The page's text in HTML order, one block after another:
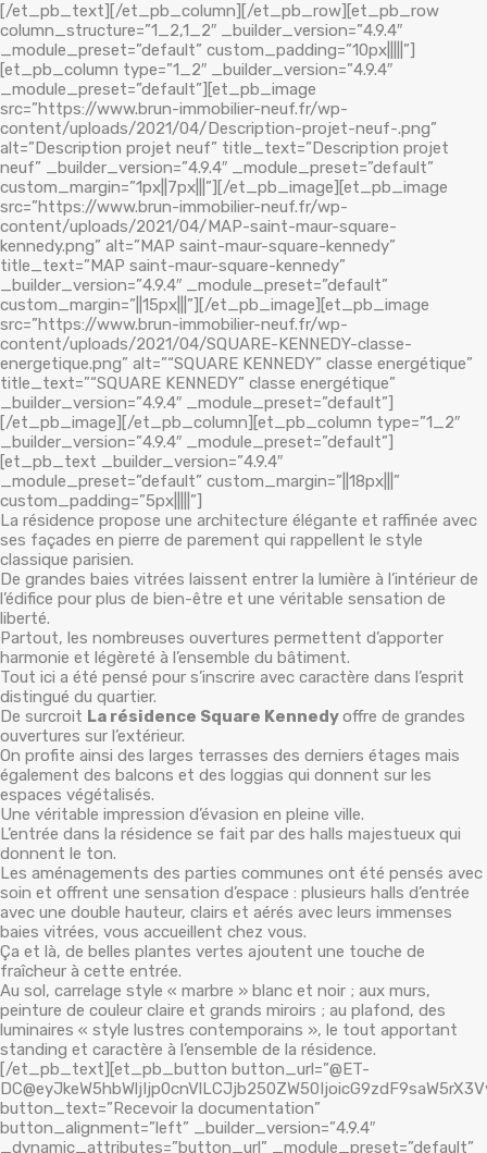
[/et_pb_text][/et_pb_column][/et_pb_row][et_pb_row
column_structure=”1_2,1_2″ _builder_version=”4.9.4″
_module_preset=”default” custom_padding=”10px|||||”]
[et_pb_column type=”1_2″ _builder_version=”4.9.4″
_module_preset=”default”][et_pb_image
src=”https://www.brun-immobilier-neuf.fr/wp-
content/uploads/2021/04/Description-projet-neuf-.png”
alt=”Description projet neuf” title_text=”Description projet
neuf” _builder_version=”4.9.4″ _module_preset=”default”
custom_margin=”1px||7px|||”][/et_pb_image][et_pb_image
src=”https://www.brun-immobilier-neuf.fr/wp-
content/uploads/2021/04/MAP-saint-maur-square-
kennedy.png” alt=”MAP saint-maur-square-kennedy”
title_text=”MAP saint-maur-square-kennedy”
_builder_version=”4.9.4″ _module_preset=”default”
custom_margin=”||15px|||”][/et_pb_image][et_pb_image
src=”https://www.brun-immobilier-neuf.fr/wp-
content/uploads/2021/04/SQUARE-KENNEDY-classe-
energetique.png” alt=”“SQUARE KENNEDY” classe energétique”
title_text=”“SQUARE KENNEDY” classe energétique”
_builder_version=”4.9.4″ _module_preset=”default”]
[/et_pb_image][/et_pb_column][et_pb_column type=”1_2″
_builder_version=”4.9.4″ _module_preset=”default”]
[et_pb_text _builder_version=”4.9.4″
_module_preset=”default” custom_margin=”||18px|||”
custom_padding=”5px|||||”]
La résidence propose une architecture élégante et raffinée avec
ses façades en pierre de parement qui rappellent le style
classique parisien.
De grandes baies vitrées laissent entrer la lumière à l’intérieur de
l’édifice pour plus de bien-être et une véritable sensation de
liberté.
Partout, les nombreuses ouvertures permettent d’apporter
harmonie et légèreté à l’ensemble du bâtiment.
Tout ici a été pensé pour s’inscrire avec caractère dans l’esprit
distingué du quartier.
De surcroit La résidence Square Kennedyoffre de grandes
ouvertures sur l’extérieur.
On profite ainsi des larges terrasses des derniers étages mais
également des balcons et des loggias qui donnent sur les
espaces végétalisés.
Une véritable impression d’évasion en pleine ville.
L’entrée dans la résidence se fait par des halls majestueux qui
donnent le ton.
Les aménagements des parties communes ont été pensés avec
soin et offrent une sensation d’espace : plusieurs halls d’entrée
avec une double hauteur, clairs et aérés avec leurs immenses
baies vitrées, vous accueillent chez vous.
Ça et là, de belles plantes vertes ajoutent une touche de
fraîcheur à cette entrée.
Au sol, carrelage style « marbre » blanc et noir ; aux murs,
peinture de couleur claire et grands miroirs ; au plafond, des
luminaires « style lustres contemporains », le tout apportant
standing et caractère à l’ensemble de la résidence.
[/et_pb_text][et_pb_button button_url=”@ET-
button_text=”Recevoir la documentation”
button_alignment=”left” _builder_version=”4.9.4″
_dynamic_attributes=”button_url” _module_preset=”default”